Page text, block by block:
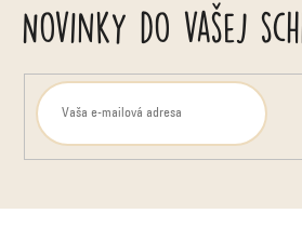
Novinky do vašej